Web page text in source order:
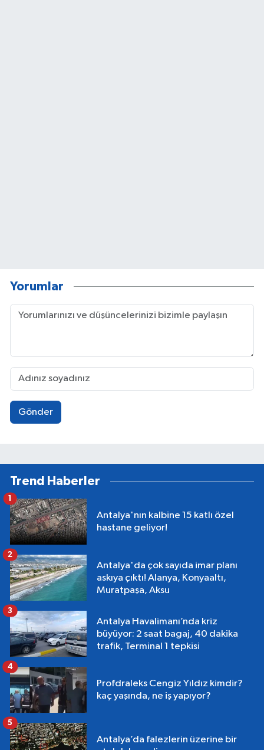
Yorumlar
Gönder
Trend Haberler
Antalya'nın kalbine 15 katlı özel
hastane geliyor!
1
Antalya'da çok sayıda imar planı
askıya çıktı! Alanya, Konyaaltı,
Muratpaşa, Aksu
2
Antalya Havalimanı’nda kriz
büyüyor: 2 saat bagaj, 40 dakika
trafik, Terminal 1 tepkisi
3
Profdraleks Cengiz Yıldız kimdir?
kaç yaşında, ne iş yapıyor?
4
Antalya’da falezlerin üzerine bir
5